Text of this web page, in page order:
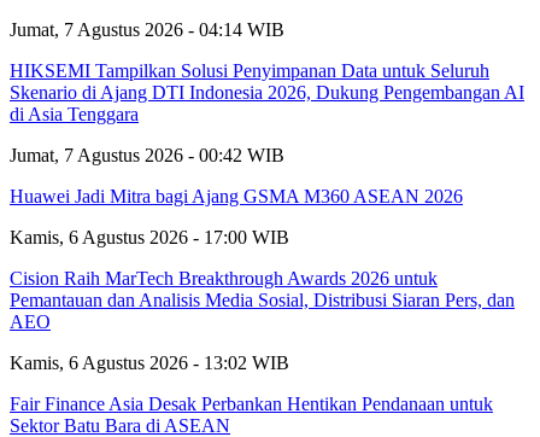
Jumat, 7 Agustus 2026 - 04:14 WIB
HIKSEMI Tampilkan Solusi Penyimpanan Data untuk Seluruh
Skenario di Ajang DTI Indonesia 2026, Dukung Pengembangan AI
di Asia Tenggara
Jumat, 7 Agustus 2026 - 00:42 WIB
Huawei Jadi Mitra bagi Ajang GSMA M360 ASEAN 2026
Kamis, 6 Agustus 2026 - 17:00 WIB
Cision Raih MarTech Breakthrough Awards 2026 untuk
Pemantauan dan Analisis Media Sosial, Distribusi Siaran Pers, dan
AEO
Kamis, 6 Agustus 2026 - 13:02 WIB
Fair Finance Asia Desak Perbankan Hentikan Pendanaan untuk
Sektor Batu Bara di ASEAN